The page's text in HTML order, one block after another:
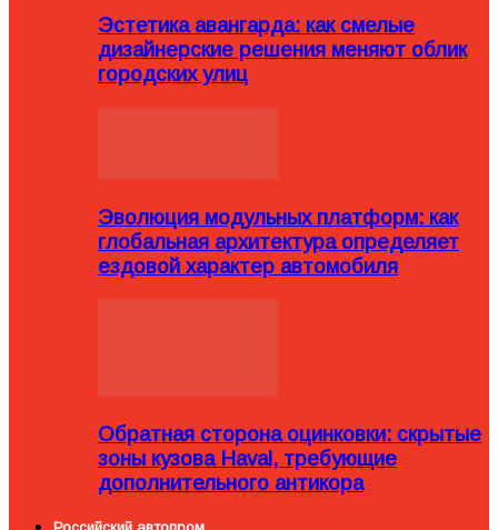
Эстетика авангарда: как смелые
дизайнерские решения меняют облик
городских улиц
Эволюция модульных платформ: как
глобальная архитектура определяет
ездовой характер автомобиля
Обратная сторона оцинковки: скрытые
зоны кузова Haval, требующие
дополнительного антикора